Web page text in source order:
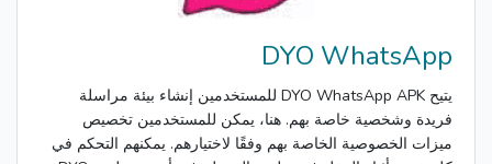
DYO WhatsApp
يتيح DYO WhatsApp APK للمستخدمين إنشاء بيئة مراسلة
فريدة وشخصية خاصة بهم. هنا، يمكن للمستخدمين تخصيص
ميزات الخصوصية الخاصة بهم وفقًا لاختيارهم. يمكنهم التحكم في